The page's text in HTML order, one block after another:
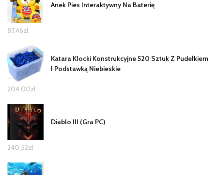
Anek Pies Interaktywny Na Baterię
87,46zł
Katara Klocki Konstrukcyjne 520 Sztuk Z Pudełkiem
I Podstawką Niebieskie
204,00zł
Diablo III (Gra PC)
240,52zł